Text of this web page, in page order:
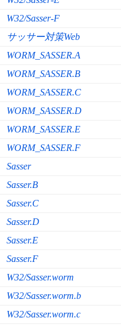
W32/Sasser-F
サッサー対策Web
WORM_SASSER.A
WORM_SASSER.B
WORM_SASSER.C
WORM_SASSER.D
WORM_SASSER.E
WORM_SASSER.F
Sasser
Sasser.B
Sasser.C
Sasser.D
Sasser.E
Sasser.F
W32/Sasser.worm
W32/Sasser.worm.b
W32/Sasser.worm.c